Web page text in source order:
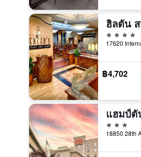
4 ดาว
฿4,702
3 ดาว